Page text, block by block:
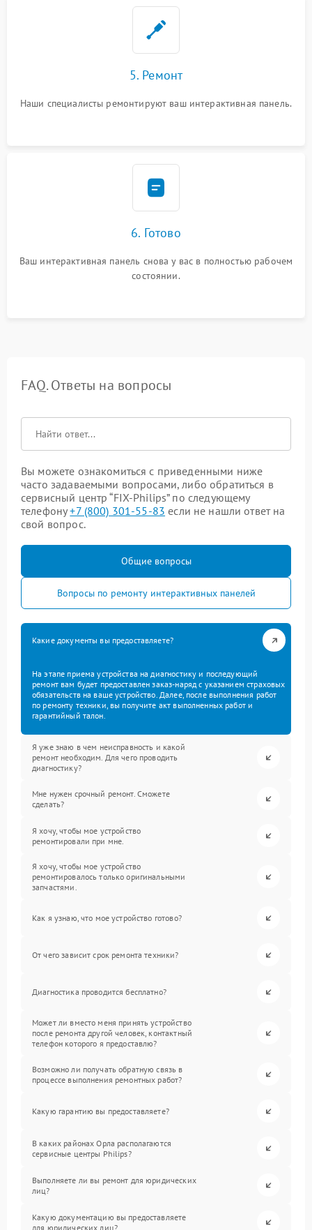
5. Ремонт
Наши специалисты ремонтируют ваш интерактивная панель.
6. Готово
Ваш интерактивная панель снова у вас в полностью рабочем
состоянии.
FAQ. Ответы на вопросы
Вы можете ознакомиться с приведенными ниже
часто задаваемыми вопросами, либо обратиться в
сервисный центр “FIX-Philips” по следующему
телефону+7 (800) 301-55-83 если не нашли ответ на
свой вопрос.
Общие вопросы
Вопросы по ремонту интерактивных панелей
Какие документы вы предоставляете?
На этапе приема устройства на диагностику и последующий
ремонт вам будет предоставлен заказ-наряд с указанием страховых
обязательств на ваше устройство. Далее, после выполнения работ
по ремонту техники, вы получите акт выполненных работ и
гарантийный талон.
Я уже знаю в чем неисправность и какой
ремонт необходим. Для чего проводить
диагностику?
Мне нужен срочный ремонт. Сможете
сделать?
Я хочу, чтобы мое устройство
ремонтировали при мне.
Я хочу, чтобы мое устройство
ремонтировалось только оригинальными
запчастями.
Как я узнаю, что мое устройство готово?
От чего зависит срок ремонта техники?
Диагностика проводится бесплатно?
Может ли вместо меня принять устройство
после ремонта другой человек, контактный
телефон которого я предоставлю?
Возможно ли получать обратную связь в
процессе выполнения ремонтных работ?
Какую гарантию вы предоставляете?
В каких районах Орла располагаются
сервисные центры Philips?
Выполняете ли вы ремонт для юридических
лиц?
Какую документацию вы предоставляете
для юридических лиц?